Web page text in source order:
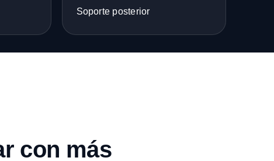
Soporte posterior
con más